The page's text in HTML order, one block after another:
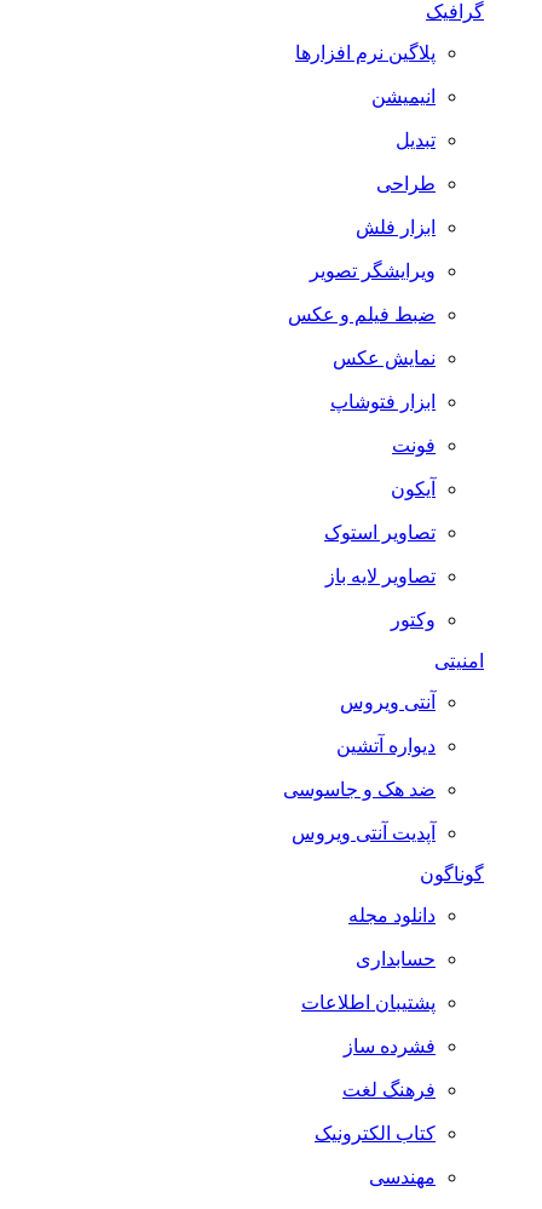
گرافیک
پلاگین نرم افزارها
انیمیشن
تبدیل
طراحی
ابزار فلش
ویرایشگر تصویر
ضبط فيلم و عكس
نمایش عکس
ابزار فتوشاپ
فونت
آیکون
تصاویر استوک
تصاویر لایه باز
وکتور
امنیتی
آنتی ویروس
دیواره آتشین
ضد هک و جاسوسی
آپدیت آنتی ویروس
گوناگون
دانلود مجله
حسابداری
پشتیبان اطلاعات
فشرده ساز
فرهنگ لغت
کتاب الکترونیک
مهندسی